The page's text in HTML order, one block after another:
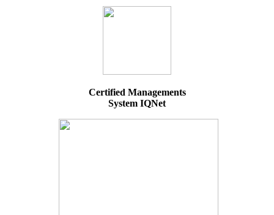
Certified Managements
System IQNet